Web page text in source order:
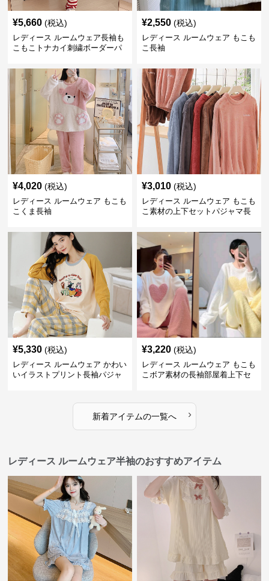
¥5,660 (税込)
レディース ルームウェア長袖も
こもこトナカイ刺繍ボーダーパ
¥2,550 (税込)
レディース ルームウェア もこも
こ長袖
¥4,020 (税込)
レディース ルームウェア もこも
こくま長袖
¥3,010 (税込)
レディース ルームウェア もこも
こ素材の上下セットパジャマ長
¥5,330 (税込)
レディース ルームウェア かわい
いイラストプリント長袖パジャ
¥3,220 (税込)
レディース ルームウェア もこも
こボア素材の長袖部屋着上下セ
新着アイテムの一覧へ ›
レディース ルームウェア半袖のおすすめアイテム